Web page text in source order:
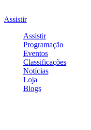
Assistir
Assistir
Programação
Eventos
Classificações
Notícias
Loja
Blogs